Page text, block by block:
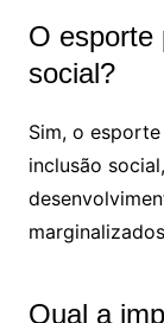
O esporte
social?
Sim, o
inclusão
Qual a